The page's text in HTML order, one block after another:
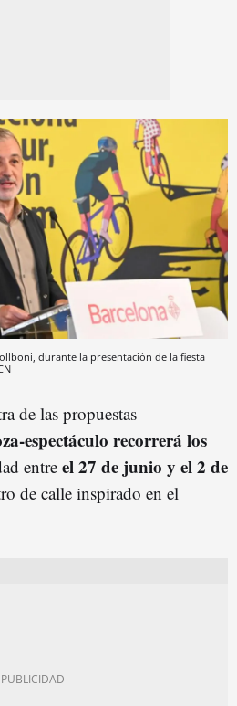
durante la presentación de la fiesta
de las propuestas
espectáculo recorrerá los
entre el 27 de junio y el 2 de
de calle inspirado en el